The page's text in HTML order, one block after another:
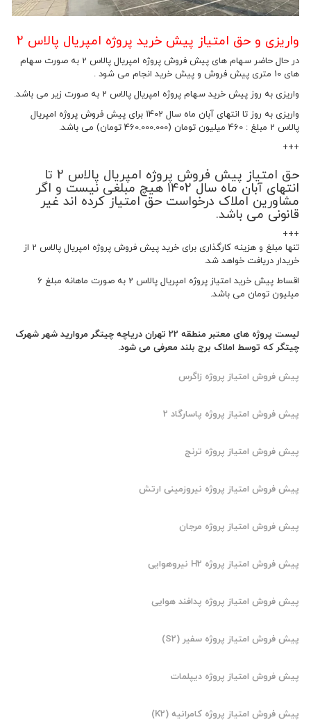
واریزی و حق امتیاز پیش خرید پروژه امپریال پالاس 2
در حال حاضر سهام های پیش فروش پروژه امپریال پالاس 2 به صورت سهام
های 10 متری پیش فروش و پیش خرید انجام می شود .
واریزی به روز پیش خرید سهام پروژه امپریال پالاس 2 به صورت زیر می باشد.
واریزی به روز تا انتهای آبان ماه سال 1402 برای پیش فروش پروژه امپریال
پالاس 2 مبلغ : 460 میلیون تومان (460.000.000 تومان) می باشد.
+++
حق امتیاز پیش فروش پروژه امپریال پالاس 2 تا
انتهای آبان ماه سال 1402 هیچ مبلغی نیست و اگر
مشاورین املاک درخواست حق امتیاز کرده اند غیر
قانونی می باشد.
+++
تنها مبلغ و هزینه کارگذاری برای خرید پیش فروش پروژه امپریال پالاس 2 از
خریدار دریافت خواهد شد.
اقساط پیش خرید امتیاز پروژه امپریال پالاس 2 به صورت ماهانه مبلغ 6
میلیون تومان می باشد.
لیست پروژه های معتبر منطقه 22 تهران دریاچه چیتگر مروارید شهر شهرک
چیتگر که توسط املاک برج بلند معرفی می شود.
پیش فروش امتیاز پروژه زاگرس
پیش فروش امتیاز پروژه پاسارگاد 2
پیش فروش امتیاز پروژه ترنج
پیش فروش امتیاز پروژه نیروزمینی ارتش
پیش فروش امتیاز پروژه مرجان
پیش فروش امتیاز پروژه H2 نیروهوایی
پیش فروش امتیاز پروژه پدافند هوایی
پیش فروش امتیاز پروژه سفیر (S2)
پیش فروش امتیاز پروژه دیپلمات
پیش فروش امتیاز پروژه کامرانیه (K2)